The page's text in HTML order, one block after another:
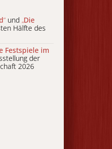
“ und „Die
Hälfte des
Festspiele im
der
2026